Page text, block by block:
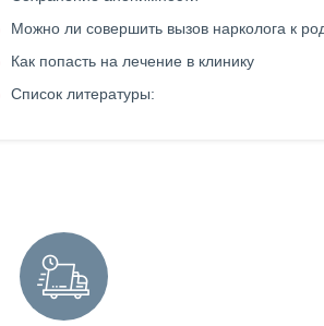
Можно ли совершить вызов нарколога к
Как попасть на лечение в клинику
Список литературы: